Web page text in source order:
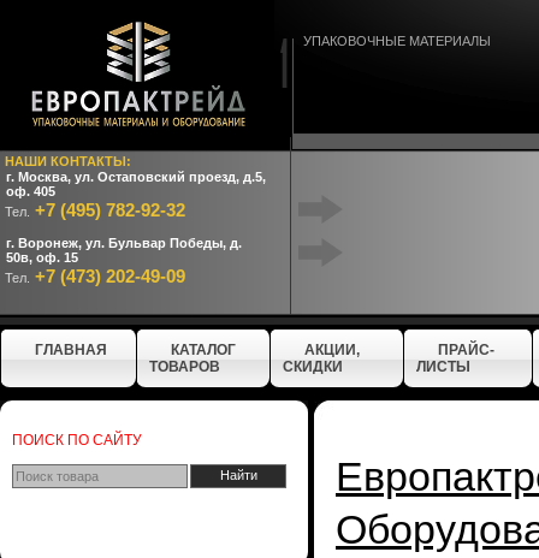
НАШИ КОНТАКТЫ:
г. Москва, ул. Остаповский проезд, д.5,
оф. 405
Тел. +7 (495) 782-92-32
г. Воронеж, ул. Бульвар Победы, д.
50в, оф. 15
Тел. +7 (473) 202-49-09
УПАКОВОЧНЫЕ МАТЕРИАЛЫ
ГЛАВНАЯ
КАТАЛОГ
ТОВАРОВ
АКЦИИ,
СКИДКИ
ПРАЙС-
ЛИСТЫ
ПОИСК ПО САЙТУ